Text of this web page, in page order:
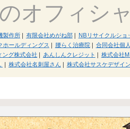
オフィシ
製作所| 有限会社めがね部|
NBリサイクルショ
ホールディングス
腰らく治療院|
合同会社個
ング株式会社
あんしんクレジット
株式会社
株式会社名刺屋さん 株式会社サスケデザイ